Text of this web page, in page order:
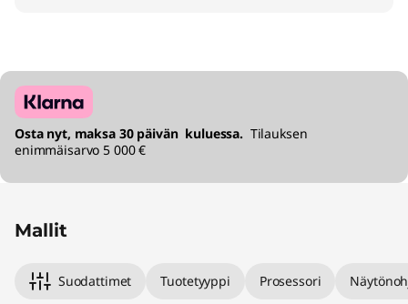
Osta nyt, maksa 30 päivän kuluessa. Tilauksen
enimmäisarvo 5 000 €
Mallit
Suodattimet Tuotetyyppi Prosessori